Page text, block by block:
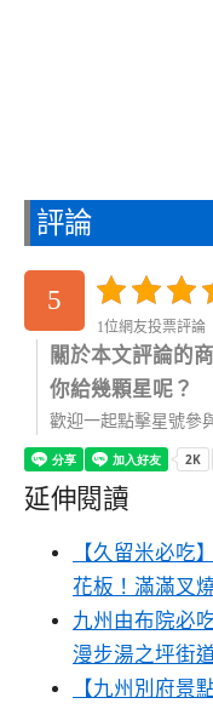
評論
5
1位網友投票評論
關於本文評論的
你給幾顆星呢？
歡迎一起點擊星號參
延伸閱讀
【久留米必吃
花板！滿滿叉
九州由布院必
漫步湯之坪街
【九州別府景